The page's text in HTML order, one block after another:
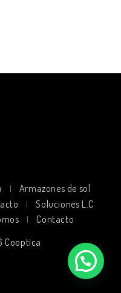
Armazones de sol
Soluciones L.C
Contacto
Cooptica